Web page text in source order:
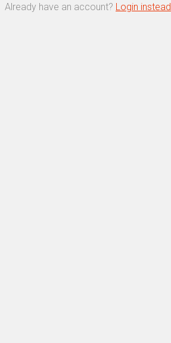
Already have an account? Login instead